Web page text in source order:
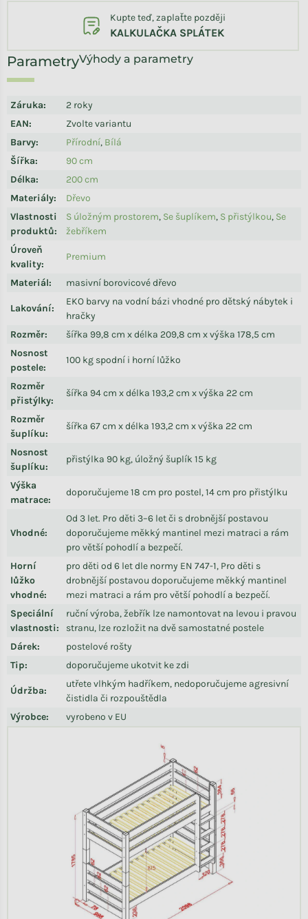
Výhody a parametry
Záruka:
2 roky
EAN:
Zvolte variantu
Barvy: Přírodní, Bílá
Šířka:
90 cm
Délka:
200 cm
Materiály:
Dřevo
Vlastnosti
produktů:
S úložným prostorem, Se šuplíkem, S přistýlkou, Se
žebříkem
Úroveň
kvality:
Premium
Materiál: masivní borovicové dřevo
Lakování:
EKO barvy na vodní bázi vhodné pro dětský nábytek i
hračky
Rozměr:
šířka 99,8 cm x délka 209,8 cm x výška 178,5 cm
Nosnost
postele:
100 kg spodní i horní lůžko
Rozměr
přistýlky:
šířka 94 cm x délka 193,2 cm x výška 22 cm
Rozměr
šuplíku:
šířka 67 cm x délka 193,2 cm x výška 22 cm
Nosnost
šuplíku:
přistýlka 90 kg, úložný šuplík 15 kg
Výška
matrace:
doporučujeme 18 cm pro postel, 14 cm pro přistýlku
Vhodné:
Od 3 let. Pro děti 3–6 let či s drobnější postavou
doporučujeme měkký mantinel mezi matraci a rám
pro větší pohodlí a bezpečí.
Horní
lůžko
vhodné:
pro děti od 6 let dle normy EN 747-1, Pro děti s
drobnější postavou doporučujeme měkký mantinel
mezi matraci a rám pro větší pohodlí a bezpečí.
Speciální
vlastnosti:
ruční výroba, žebřík lze namontovat na levou i pravou
stranu, lze rozložit na dvě samostatné postele
Dárek:
postelové rošty
Tip: doporučujeme ukotvit ke zdi
Údržba:
utřete vlhkým hadříkem, nedoporučujeme agresivní
čistidla či rozpouštědla
Výrobce: vyrobeno v EU
Kupte teď, zaplaťte později
KALKULAČKA SPLÁTEK